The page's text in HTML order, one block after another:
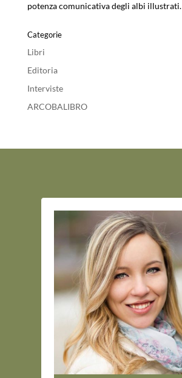
potenza comunicativa degli albi illustrati.
Categorie
Libri
Editoria
Interviste
ARCOBALIBRO